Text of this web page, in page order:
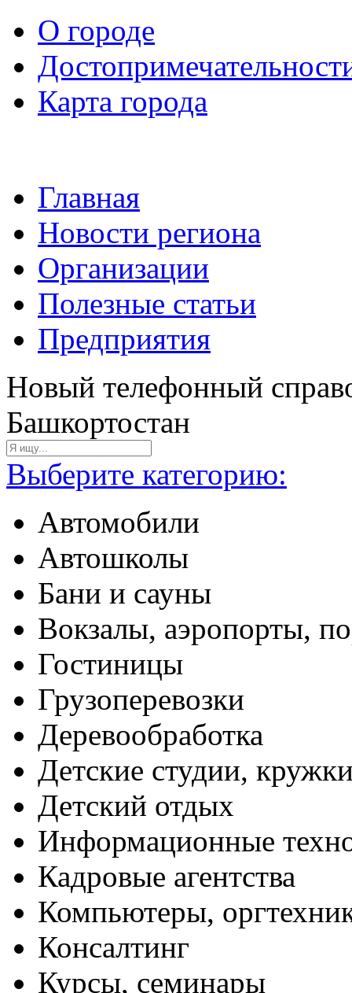
О городе
Карта города
Главная
Новости региона
Организации
Полезные статьи
Предприятия
Новый телефонный
Башкортостан
Выберите категорию:
Автомобили
Автошколы
Бани и сауны
Вокзалы, аэропорты,
Гостиницы
Грузоперевозки
Деревообработка
Детские студии,
Детский отдых
Информационные
Кадровые агентства
Компьютеры,
Консалтинг
Курсы, семинары